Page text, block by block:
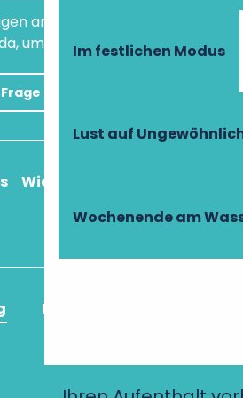
Im festlichen Modus
Lust auf
Wochenende am
an unseren virtuellen
um Ihnen zu helfen.
Wie komme ich an?
Im Flugzeug